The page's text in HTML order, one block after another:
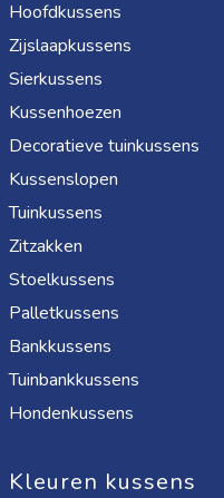
Hoofdkussens
Zijslaapkussens
Sierkussens
Kussenhoezen
Decoratieve tuinkussens
Kussenslopen
Tuinkussens
Zitzakken
Stoelkussens
Palletkussens
Bankkussens
Tuinbankkussens
Hondenkussens
Kleuren kussens